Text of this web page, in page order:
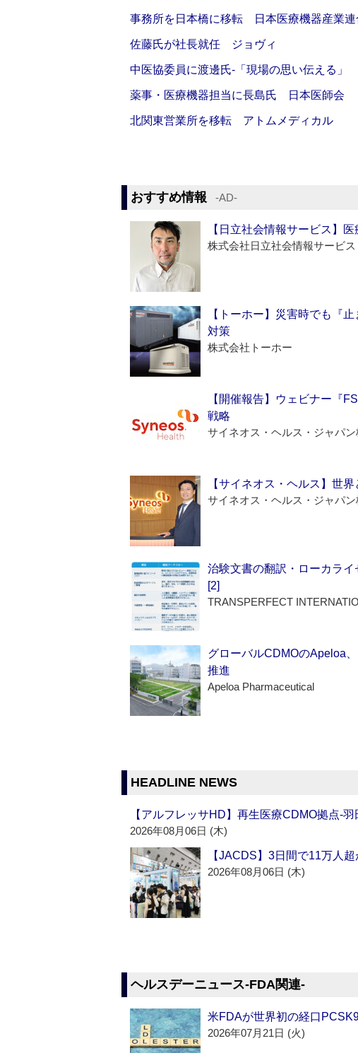
事務所を日本橋に移転 日本医療機器産業連
佐藤氏が社長就任 ジョヴィ
中医協委員に渡邊氏‐「現場の思い伝える
薬事・医療機器担当に長島氏 日本医師会
北関東営業所を移転 アトムメディカル
おすすめ情報 ‐AD‐
【日立社会情報サービス】
株式会社日立社会情報サービス
【トーホー】災害時でも『
対策
株式会社トーホー
【開催報告】ウェビナー『
戦略
サイネオス・ヘルス・ジャパ
【サイネオス・ヘルス】世
サイネオス・ヘルス・ジャパ
治験文書の翻訳・ローカラ
[2]
TRANSPERFECT
グローバルCDMOのApeloa
推進
Apeloa Pharmaceutical
HEADLINE NEWS
【アルフレッサHD】再生医療CDMO拠点‐
2026年08月06日 (木)
【JACDS】3日間で11万人
2026年08月06日 (木)
ヘルスデーニュース‐FDA関連‐
米FDAが世界初の経口
2026年07月21日 (火)